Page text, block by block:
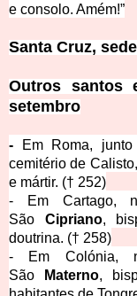
e consolo. Amém!”
Santa Cruz,
Outros santos
setembro
- Em Roma,
cemitério de
e mártir. († 252)
- Em Cartago,
São Cipriano,
doutrina. († 258)
- Em Colónia,
São
Materno,